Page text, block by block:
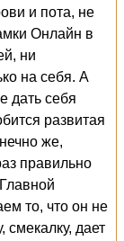
и пота, не
Онлайн в
ни
на себя. А
дать себя
развитая
же,
правильно
то, что он не
смекалку, дает